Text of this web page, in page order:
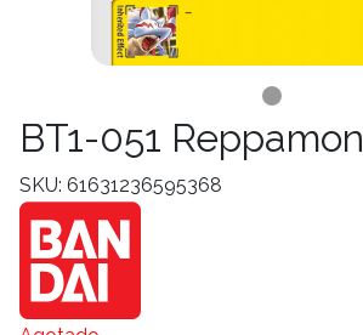
BT1-051 Reppamon
SKU: 61631236595368